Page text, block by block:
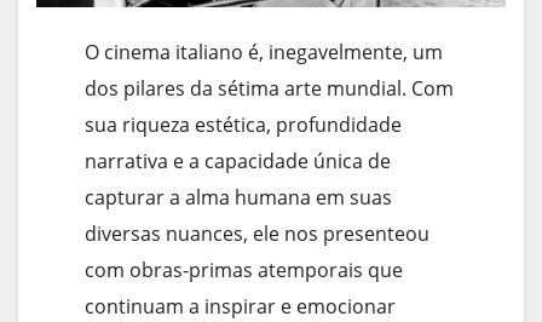
O cinema italiano é, inegavelmente, um
dos pilares da sétima arte mundial. Com
sua riqueza estética, profundidade
narrativa e a capacidade única de
capturar a alma humana em suas
diversas nuances, ele nos presenteou
com obras-primas atemporais que
continuam a inspirar e emocionar